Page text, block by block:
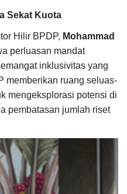
Sekat Kuota
Hilir BPDP, Mohammad
perluasan mandat
inklusivitas yang
memberikan ruang seluas-
mengeksplorasi potensi di
pembatasan jumlah riset